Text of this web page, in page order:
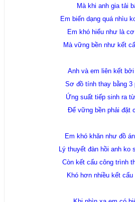
Mà khi anh gia tải
Em biến dạng quá nhìu
Em khó hiểu như là
Mà vững bền như kết
Anh và em liên kết bởi
Sơ đồ tính thay bằng 3
Ứng suất tiếp sinh ra
Để vững bền phải đặt
Em khó khăn như đồ
Lý thuyết đàn hồi anh ko
Còn kết cấu công trình
Khó hơn nhiều kết cấu